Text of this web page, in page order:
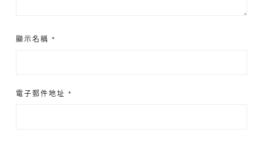
顯示名稱 *
電子郵件地址 *